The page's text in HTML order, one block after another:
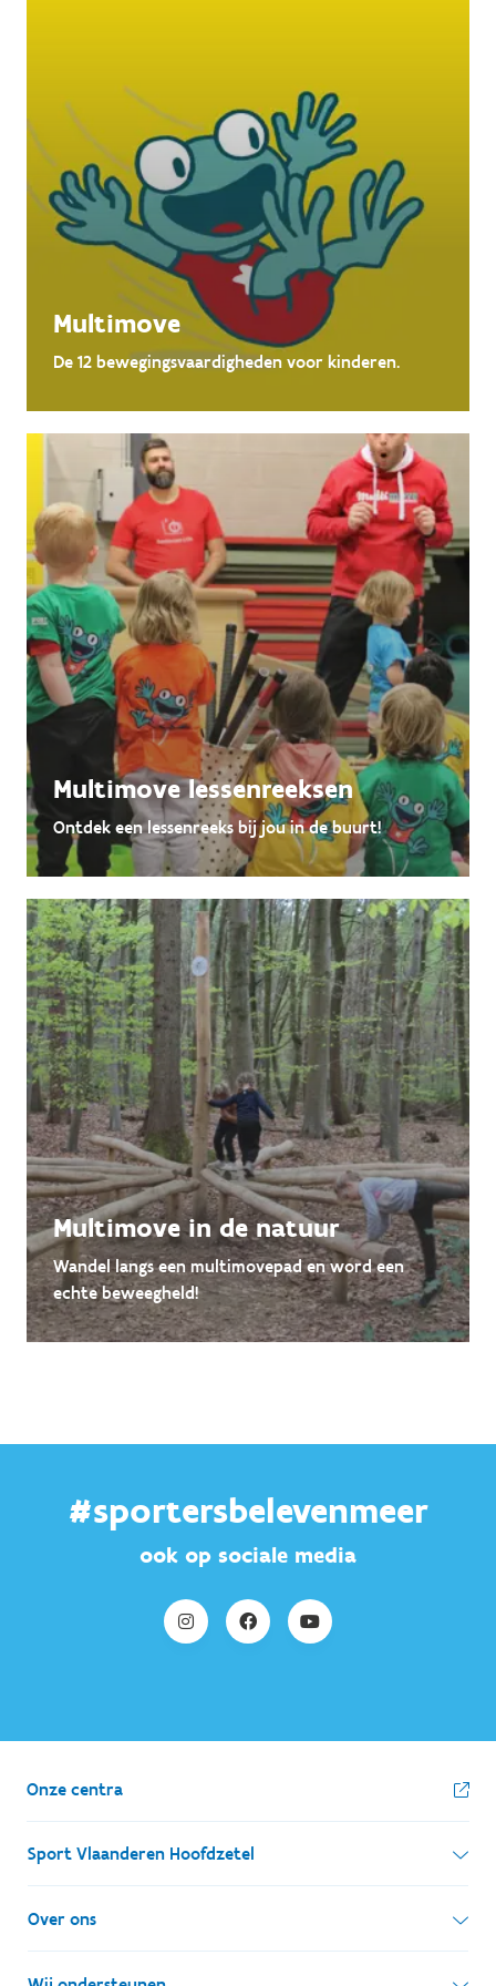
Multimove
De 12 bewegingsvaardigheden voor kinderen.
Multimove lessenreeksen
Ontdek een lessenreeks bij jou in de buurt!
Multimove in de natuur
Wandel langs een multimovepad en word een
echte beweegheld!
#sportersbelevenmeer
ook op sociale media
Onze centra
Sport Vlaanderen Hoofdzetel
Simon Bolivarlaan 17
1000 Brussel
Over ons
Wie zijn we, wat doen we